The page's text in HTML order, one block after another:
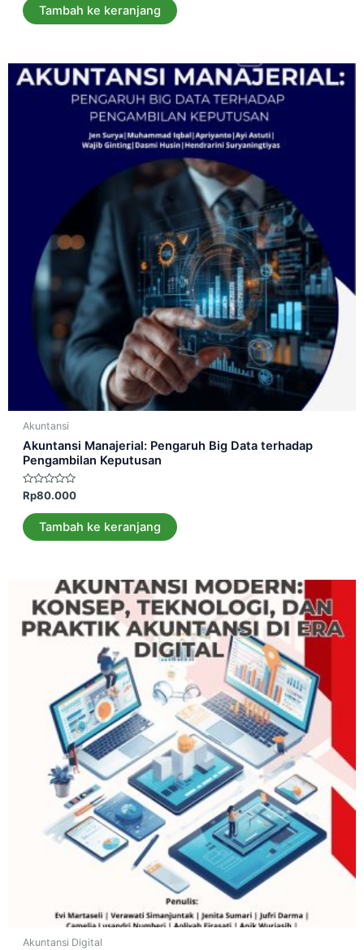
5
Tambah ke keranjang
Akuntansi
Akuntansi Manajerial: Pengaruh Big Data terhadap
Pengambilan Keputusan
Dinilai
0
dari
5
Rp80.000
Tambah ke keranjang
Akuntansi Digital